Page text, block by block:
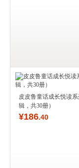
皮皮鲁童话成长悦读
辑，共30册）
¥186.40